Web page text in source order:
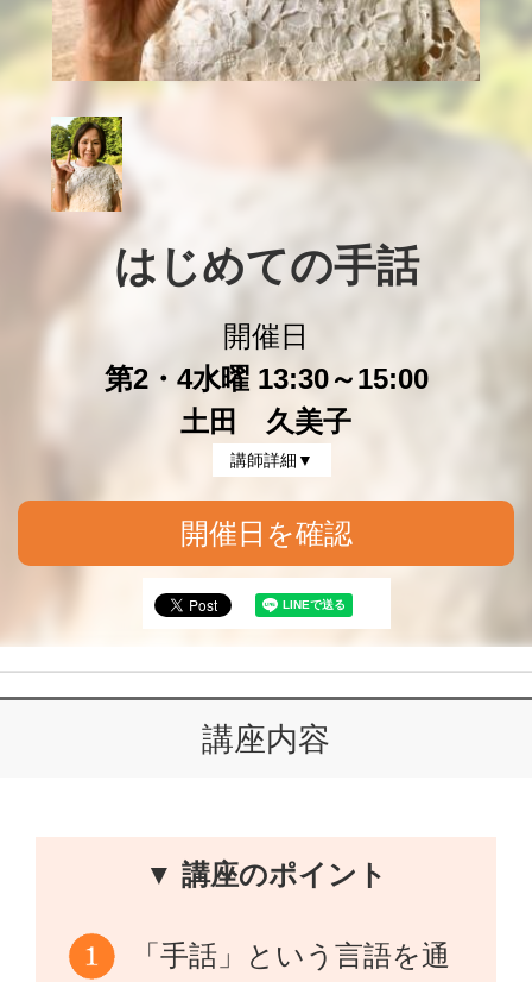
はじめての手話
開催日
第2・4水曜 13:30～15:00
土田 久美子
講師詳細▼
開催日を確認
講座内容
▼ 講座のポイント
「手話」という言語を通